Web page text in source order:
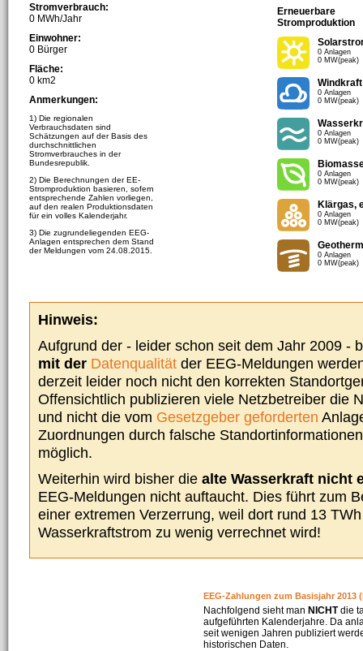
Stromverbrauch:
0 MWh/Jahr
Einwohner:
0 Bürger
Fläche:
0 km2
Anmerkungen:
1) Die regionalen
Verbrauchsdaten sind
Schätzungen auf der Basis des
durchschnittlichen
Stromverbrauches in der
Bundesrepublik.
2) Die Berechnungen der EE-
Stromproduktion basieren, sofern
entsprechende Zahlen vorliegen,
auf den realen Produktionsdaten
für ein volles Kalenderjahr.
3) Die zugrundeliegenden EEG-
Anlagen entsprechen dem Stand
der Meldungen vom 24.08.2015.
Erneuerbare
Stromproduktion
0 Anlagen
0 MW(peak)
Windkraft
0 Anlagen
0 MW(peak)
0 Anlagen
0 MW(peak)
0 Anlagen
0 MW(peak)
Klärgas,
0 Anlagen
0 MW(peak)
0 Anlagen
0 MW(peak)
Hinweis:
Aufgrund der - leider schon seit dem Jahr 2009 -
mit der Datenqualität der EEG-Meldungen
derzeit leider noch nicht den korrekten
Offensichtlich publizieren viele Netzbetreiber die
und nicht die vom Gesetzgeber geforderten
Zuordnungen durch falsche
möglich.
Weiterhin wird bisher die alte Wasserkraft nicht
EEG-Meldungen nicht auftaucht. Dies führt zum
einer extremen Verzerrung, weil dort rund 13
Wasserkraftstrom zu wenig verrechnet wird!
EEG-Zahlungen zum Basisjahr 2013
Nachfolgend sieht man NICHTdie
aufgeführten Kalenderjahre. Da
seit wenigen Jahren publiziert
historischen Daten.